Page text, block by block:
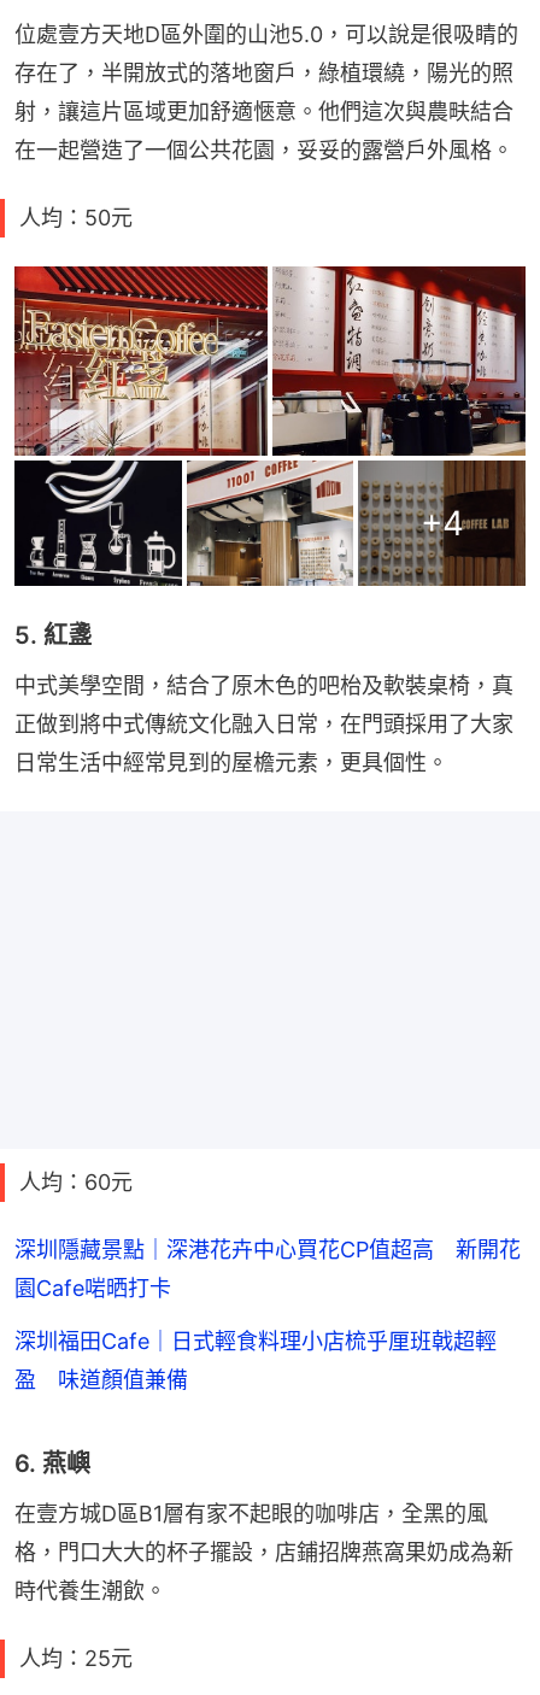
位處壹方天地D區外圍的山池5.0，可以說是很吸睛的
存在了，半開放式的落地窗戶，綠植環繞，陽光的照
射，讓這片區域更加舒適愜意。他們這次與農畉結合
在一起營造了一個公共花園，妥妥的露營戶外風格。
人均：50元
+4
5. 紅盞
中式美學空間，結合了原木色的吧枱及軟裝桌椅，真
正做到將中式傳統文化融入日常，在門頭採用了大家
日常生活中經常見到的屋檐元素，更具個性。
人均：60元
深圳隱藏景點｜深港花卉中心買花CP值超高 新開花
園Cafe啱晒打卡
深圳福田Cafe｜日式輕食料理小店梳乎厘班戟超輕
盈 味道顏值兼備
6. 燕嶼
在壹方城D區B1層有家不起眼的咖啡店，全黑的風
格，門口大大的杯子擺設，店鋪招牌燕窩果奶成為新
時代養生潮飲。
人均：25元